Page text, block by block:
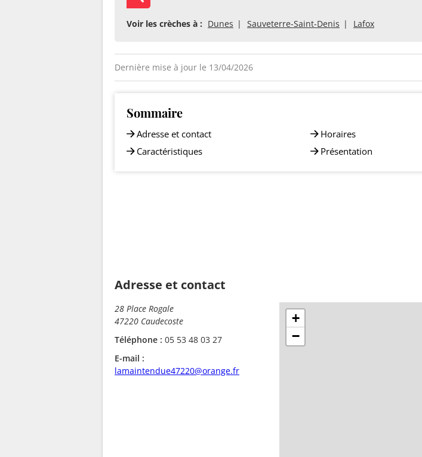
Voir les crèches à : Dunes Sauveterre-Saint-Denis Lafox
Dernière mise à jour le 13/04/2026
Sommaire
Adresse et contact
Caractéristiques
Horaires
Présentation
Adresse et contact
28 Place Rogale
47220 Caudecoste
Téléphone : 05 53 48 03 27
E-mail :
lamaintendue47220@orange.fr
+
−